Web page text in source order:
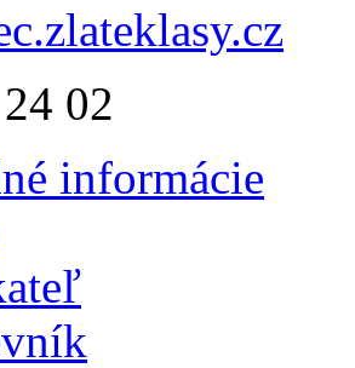
02
informácie